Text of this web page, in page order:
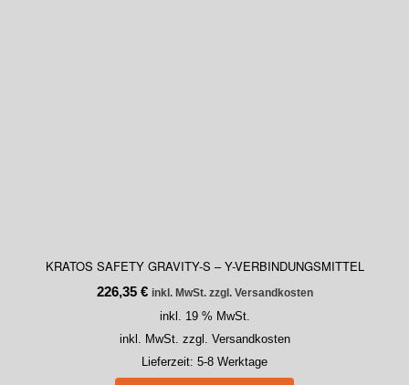
KRATOS SAFETY GRAVITY-S – Y-VERBINDUNGSMITTEL
226,35 € inkl. MwSt. zzgl. Versandkosten
inkl. 19 % MwSt.
inkl. MwSt. zzgl. Versandkosten
Lieferzeit: 5-8 Werktage